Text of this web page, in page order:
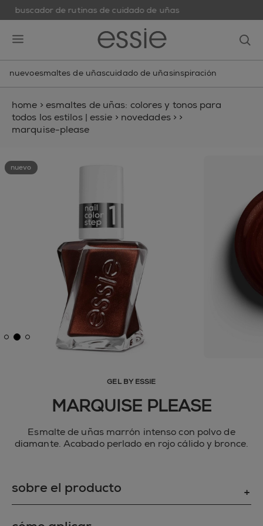
buscador de rutinas de cuidado de uñas
nuevoesmaltes de uñascuidado de uñasinspiración
home > esmaltes de uñas: colores y tonos para
todos los estilos | essie > novedades > >
marquise-please
nuevo
GEL BY ESSIE
MARQUISE PLEASE
Esmalte de uñas marrón intenso con polvo de
diamante. Acabado perlado en rojo cálido y bronce.
sobre el producto